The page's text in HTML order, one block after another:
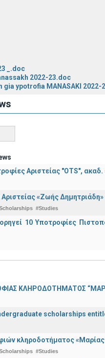
_.doc
2022-23.doc
ypotrofia MANASAKI 2022-
Αριστείας "OTS",
«Ζωής
#Studies
10 Υποτροφίες
ΚΛΗΡΟΔΟΤΗΜΑΤΟΣ
scholarships
κληροδοτήματος
#Studies